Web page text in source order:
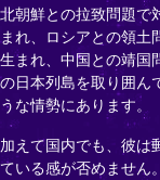
北朝鮮との拉致問題で
まれ、ロシアとの領土
生まれ、中国との靖国
の日本列島を取り囲ん
うな情勢にあります。
加えて国内でも、彼は
ている感が否めません